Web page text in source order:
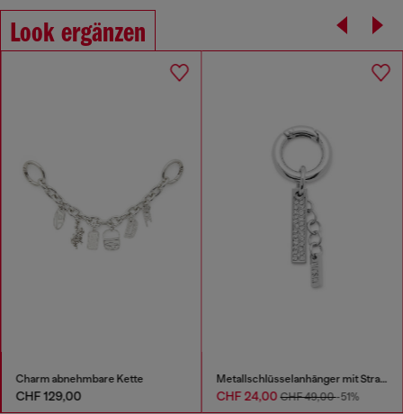
Look ergänzen
Charm abnehmbare Kette
CHF 129,00
Metallschlüsselanhänger mit Strassanhänger
CHF 24,00CHF 49,00-51%